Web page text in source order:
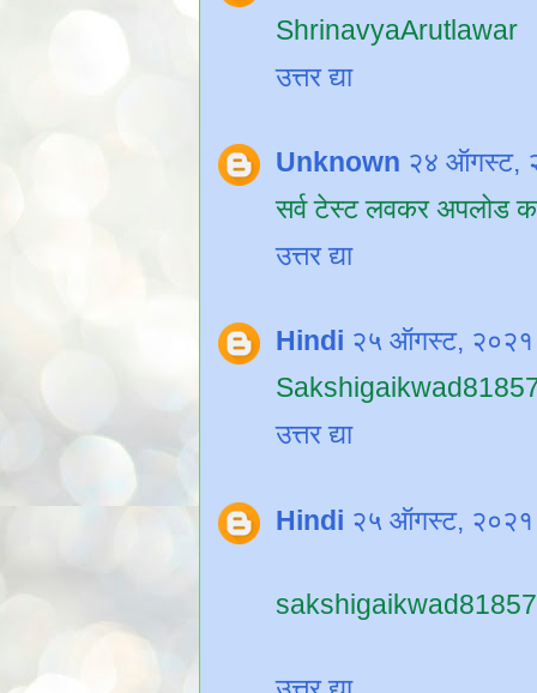
ShrinavyaArutlawar
उत्तर द्या
Unknown २४ ऑगस्ट,
सर्व टेस्ट लवकर अपलोड
उत्तर द्या
Hindi २५ ऑगस्ट, २०२१
उत्तर द्या
Hindi २५ ऑगस्ट, २०२१